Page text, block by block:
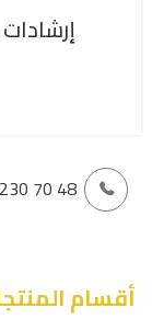
70 48
أقسام